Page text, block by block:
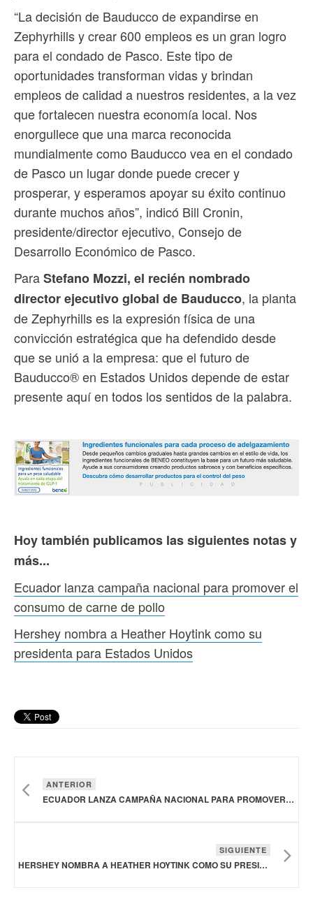
“La decisión de Bauducco de expandirse en
Zephyrhills y crear 600 empleos es un gran logro
para el condado de Pasco. Este tipo de
oportunidades transforman vidas y brindan
empleos de calidad a nuestros residentes, a la vez
que fortalecen nuestra economía local. Nos
enorgullece que una marca reconocida
mundialmente como Bauducco vea en el condado
de Pasco un lugar donde puede crecer y
prosperar, y esperamos apoyar su éxito continuo
durante muchos años”, indicó Bill Cronin,
presidente/director ejecutivo, Consejo de
Desarrollo Económico de Pasco.
ParaStefano Mozzi, el recién nombrado
director ejecutivo global de Bauducco, la planta
de Zephyrhills es la expresión física de una
convicción estratégica que ha defendido desde
que se unió a la empresa: que el futuro de
Bauducco® en Estados Unidos depende de estar
presente aquí en todos los sentidos de la palabra.
Hoy también publicamos las siguientes notas y
más...
Ecuador lanza campaña nacional para promover el
consumo de carne de pollo
Hershey nombra a Heather Hoytink como su
presidenta para Estados Unidos
ANTERIOR
ECUADOR LANZA CAMPAÑA NACIONAL PARA PROMOVER EL CONSUMO DE CARNE DE POLLO
SIGUIENTE
HERSHEY NOMBRA A HEATHER HOYTINK COMO SU PRESIDENTA PARA ESTADOS UNIDOS